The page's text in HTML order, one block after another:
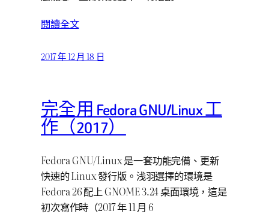
閱讀全文
2017 年 12 月 18 日
完全用 Fedora GNU/Linux 工
作（2017）
Fedora GNU/Linux 是一套功能完備、更新
快速的 Linux 發行版。浅羽選擇的環境是
Fedora 26 配上 GNOME 3.24 桌面環境，這是
初次寫作時（2017 年 11 月 6